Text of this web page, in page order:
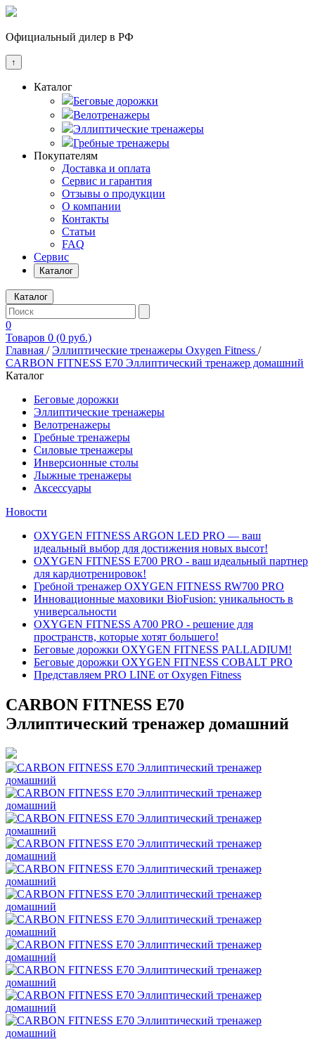
Официальный дилер в РФ
↑
Каталог
Беговые дорожки
Велотренажеры
Эллиптические тренажеры
Гребные тренажеры
Покупателям
Доставка и оплата
Сервис и гарантия
Отзывы о продукции
О компании
Контакты
Статьи
FAQ
Сервис
Каталог
Каталог
0
Товаров 0 (0 руб.)
Главная /Эллиптические тренажеры Oxygen Fitness /
CARBON FITNESS E70 Эллиптический тренажер домашний
Каталог
Беговые дорожки
Эллиптические тренажеры
Велотренажеры
Гребные тренажеры
Силовые тренажеры
Инверсионные столы
Лыжные тренажеры
Аксессуары
Новости
OXYGEN FITNESS ARGON LED PRO — ваш
идеальный выбор для достижения новых высот!
OXYGEN FITNESS E700 PRO - ваш идеальный партнер
для кардиотренировок!
Гребной тренажер OXYGEN FITNESS RW700 PRO
Инновационные маховики BioFusion: уникальность в
универсальности
OXYGEN FITNESS A700 PRO - решение для
пространств, которые хотят большего!
Беговые дорожки OXYGEN FITNESS PALLADIUM!
Беговые дорожки OXYGEN FITNESS COBALT PRO
Представляем PRO LINE от Oxygen Fitness
CARBON FITNESS E70
Эллиптический тренажер домашний